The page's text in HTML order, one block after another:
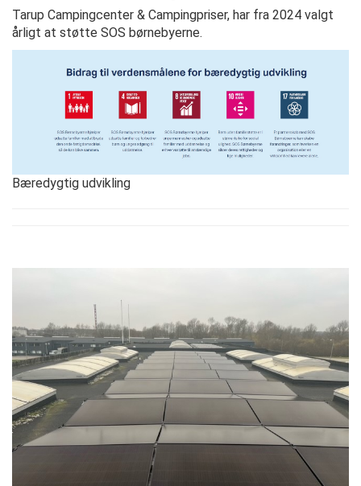
Tarup Campingcenter & Campingpriser, har fra 2024 valgt
årligt at støtte SOS børnebyerne.
Bæredygtig udvikling